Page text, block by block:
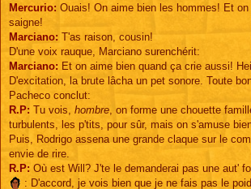
Mercurio: Ouais! On aime bien les hommes! Et on
saigne!
Marciano: T'as raison, cousin!
D'une voix rauque, Marciano surenchérit:
Marciano: Et on aime bien quand ça crie aussi!
D'excitation, la brute lâcha un pet sonore. Toute
Pacheco conclut:
R.P: Tu vois, hombre , on forme une chouette
turbulents, les p'tits, pour sûr, mais on s'amuse
Puis, Rodrigo assena une grande claque sur le
envie de rire.
R.P: Où est Will? J'te le demanderai pas une aut'
: D'accord, je vois bien que je ne fais pas le